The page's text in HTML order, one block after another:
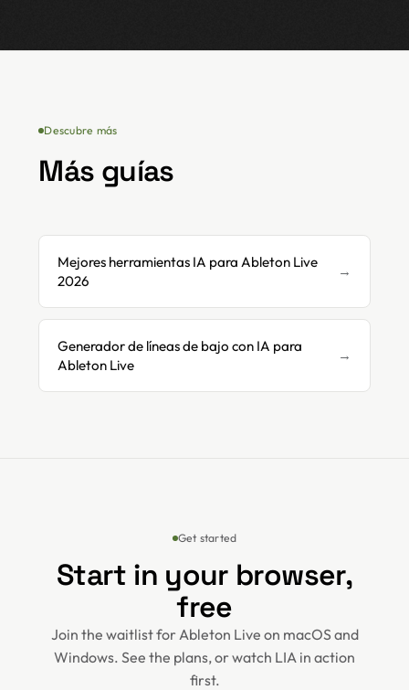
Descubre más
Más guías
Mejores herramientas IA para Ableton Live
2026
→
Generador de líneas de bajo con IA para
Ableton Live
→
Get started
Start in your browser,
free
Join the waitlist for Ableton Live on macOS and
Windows. See the plans, or watch LIA in action
first.